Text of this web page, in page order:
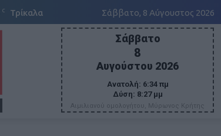
C Τρίκαλα Σάββατο, 8 Αύγουστος 2026
Σάββατο
8
Αυγούστου 2026
Ανατολή: 6:34 πμ
Δύση: 8:27 μμ
Αιμιλιανού ομολογήτου, Μύρωνος Κρήτης